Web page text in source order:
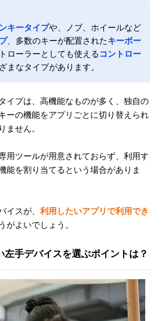
キータイプや、ノブ、ホイールなど
、多数のキーが配置されたキーボー
ローラーとしても使えるコントロー
まなタイプがあります。
イプは、高機能なものが多く、独自の
ーの機能をアプリごとに切り替えられ
ません。
用ツールが用意されておらず、利用す
能を割り当てるという場合がありま
イスが、 利用したいアプリで利用でき
がよいでしょう。
左手デバイスを選ぶポイントは？